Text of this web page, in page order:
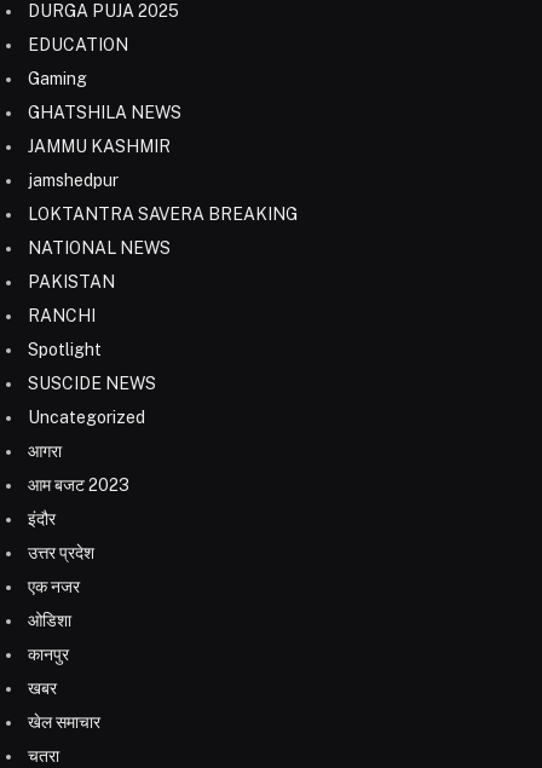
DURGA PUJA 2025
EDUCATION
Gaming
GHATSHILA NEWS
JAMMU KASHMIR
jamshedpur
LOKTANTRA SAVERA BREAKING
NATIONAL NEWS
PAKISTAN
RANCHI
Spotlight
SUSCIDE NEWS
Uncategorized
आगरा
आम बजट 2023
इंदौर
उत्तर प्रदेश
एक नजर
ओडिशा
कानपुर
खबर
खेल समाचार
चतरा